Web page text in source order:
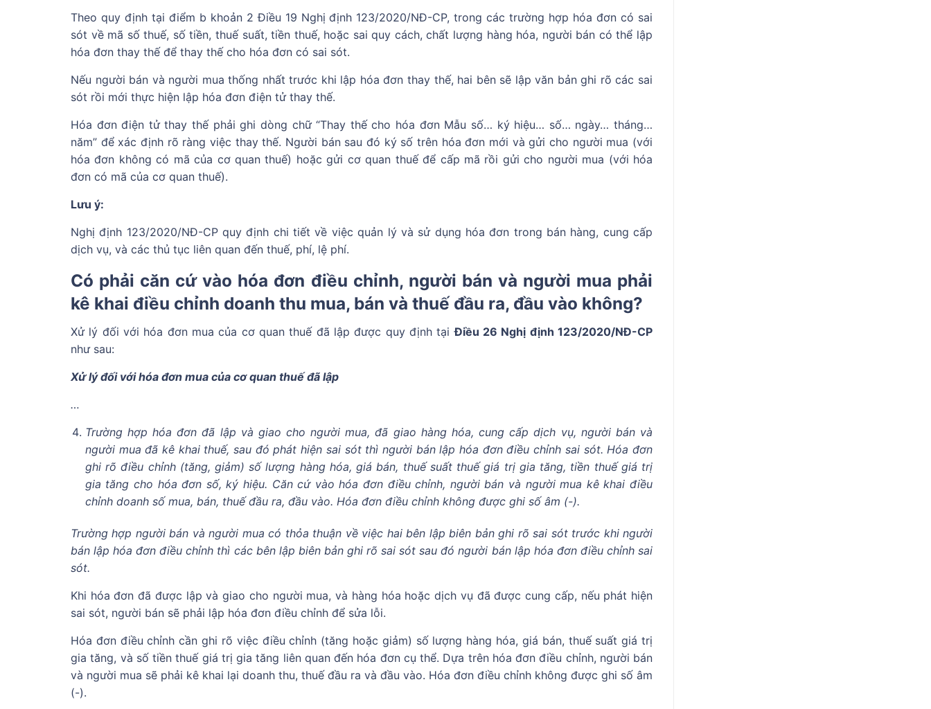
Theo quy định tại điểm b khoản 2 Điều 19 Nghị định 123/2020/NĐ-CP, trong các trường hợp hóa đơn có sai
sót về mã số thuế, số tiền, thuế suất, tiền thuế, hoặc sai quy cách, chất lượng hàng hóa, người bán có thể lập
hóa đơn thay thế để thay thế cho hóa đơn có sai sót.
Nếu người bán và người mua thống nhất trước khi lập hóa đơn thay thế, hai bên sẽ lập văn bản ghi rõ các sai
sót rồi mới thực hiện lập hóa đơn điện tử thay thế.
Hóa đơn điện tử thay thế phải ghi dòng chữ “Thay thế cho hóa đơn Mẫu số… ký hiệu… số… ngày… tháng…
năm” để xác định rõ ràng việc thay thế. Người bán sau đó ký số trên hóa đơn mới và gửi cho người mua (với
hóa đơn không có mã của cơ quan thuế) hoặc gửi cơ quan thuế để cấp mã rồi gửi cho người mua (với hóa
đơn có mã của cơ quan thuế).
Lưu ý:
Nghị định 123/2020/NĐ-CP quy định chi tiết về việc quản lý và sử dụng hóa đơn trong bán hàng, cung cấp
dịch vụ, và các thủ tục liên quan đến thuế, phí, lệ phí.
Có phải căn cứ vào hóa đơn điều chỉnh, người bán và người mua phải
kê khai điều chỉnh doanh thu mua, bán và thuế đầu ra, đầu vào không?
Xử lý đối với hóa đơn mua của cơ quan thuế đã lập được quy định tạiĐiều 26 Nghị định 123/2020/NĐ-CP
như sau:
Xử lý đối với hóa đơn mua của cơ quan thuế đã lập
…
Trường hợp hóa đơn đã lập và giao cho người mua, đã giao hàng hóa, cung cấp dịch vụ, người bán và
người mua đã kê khai thuế, sau đó phát hiện sai sót thì người bán lập hóa đơn điều chỉnh sai sót. Hóa đơn
ghi rõ điều chỉnh (tăng, giảm) số lượng hàng hóa, giá bán, thuế suất thuế giá trị gia tăng, tiền thuế giá trị
gia tăng cho hóa đơn số, ký hiệu. Căn cứ vào hóa đơn điều chỉnh, người bán và người mua kê khai điều
chỉnh doanh số mua, bán, thuế đầu ra, đầu vào. Hóa đơn điều chỉnh không được ghi số âm (-).
Trường hợp người bán và người mua có thỏa thuận về việc hai bên lập biên bản ghi rõ sai sót trước khi người
bán lập hóa đơn điều chỉnh thì các bên lập biên bản ghi rõ sai sót sau đó người bán lập hóa đơn điều chỉnh sai
sót.
Khi hóa đơn đã được lập và giao cho người mua, và hàng hóa hoặc dịch vụ đã được cung cấp, nếu phát hiện
sai sót, người bán sẽ phải lập hóa đơn điều chỉnh để sửa lỗi.
Hóa đơn điều chỉnh cần ghi rõ việc điều chỉnh (tăng hoặc giảm) số lượng hàng hóa, giá bán, thuế suất giá trị
gia tăng, và số tiền thuế giá trị gia tăng liên quan đến hóa đơn cụ thể. Dựa trên hóa đơn điều chỉnh, người bán
và người mua sẽ phải kê khai lại doanh thu, thuế đầu ra và đầu vào. Hóa đơn điều chỉnh không được ghi số âm
(-).